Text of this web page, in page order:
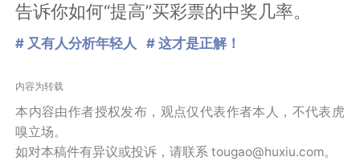
告诉你如何“提高”买彩票的中奖几率。
# 又有人分析年轻人 # 这才是正解！
内容为转载
本内容由作者授权发布，观点仅代表作者本人，不代表虎
嗅立场。
如对本稿件有异议或投诉，请联系 tougao@huxiu.com。